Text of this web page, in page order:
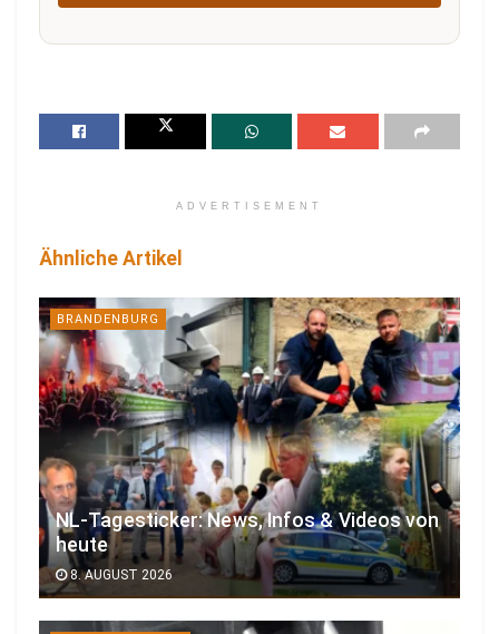
ADVERTISEMENT
Ähnliche Artikel
BRANDENBURG
NL-Tagesticker: News, Infos & Videos von
heute
8. AUGUST 2026